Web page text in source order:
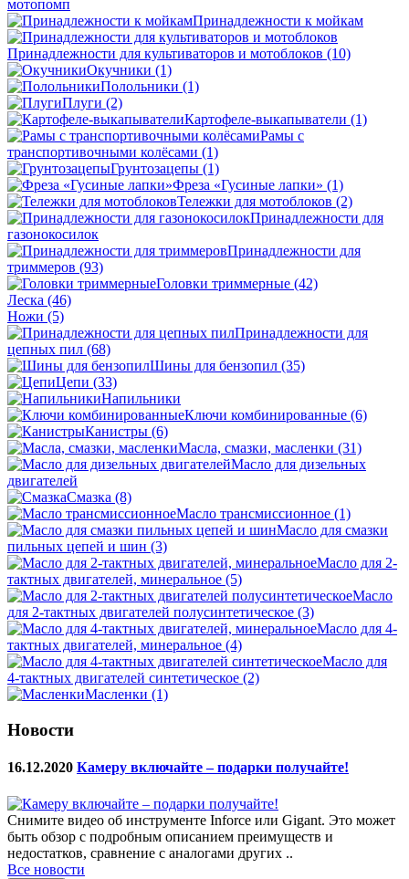
мотопомп
Принадлежности к мойкам
Принадлежности для культиваторов и мотоблоков (10)
Окучники (1)
Полольники (1)
Плуги (2)
Картофеле-выкапыватели (1)
Рамы с
транспортивочными колёсами (1)
Грунтозацепы (1)
Фреза «Гусиные лапки» (1)
Тележки для мотоблоков (2)
Принадлежности для
газонокосилок
Принадлежности для
триммеров (93)
Головки триммерные (42)
Леска (46)
Ножи (5)
Принадлежности для
цепных пил (68)
Шины для бензопил (35)
Цепи (33)
Напильники
Ключи комбинированные (6)
Канистры (6)
Масла, смазки, масленки (31)
Масло для дизельных
двигателей
Смазка (8)
Масло трансмиссионное (1)
Масло для смазки
пильных цепей и шин (3)
Масло для 2-
тактных двигателей, минеральное (5)
Масло
для 2-тактных двигателей полусинтетическое (3)
Масло для 4-
тактных двигателей, минеральное (4)
Масло для
4-тактных двигателей синтетическое (2)
Масленки (1)
Новости
16.12.2020 Камеру включайте – подарки получайте!
Снимите видео об инструменте Inforce или Gigant. Это может
быть обзор с подробным описанием преимуществ и
недостатков, сравнение с аналогами других ..
Все новости